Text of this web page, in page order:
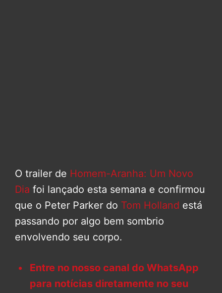
O trailer de Homem-Aranha: Um Novo
Dia foi lançado esta semana e confirmou
que o Peter Parker do Tom Holland está
passando por algo bem sombrio
envolvendo seu corpo.
Entre no nosso canal do WhatsApp
para notícias diretamente no seu